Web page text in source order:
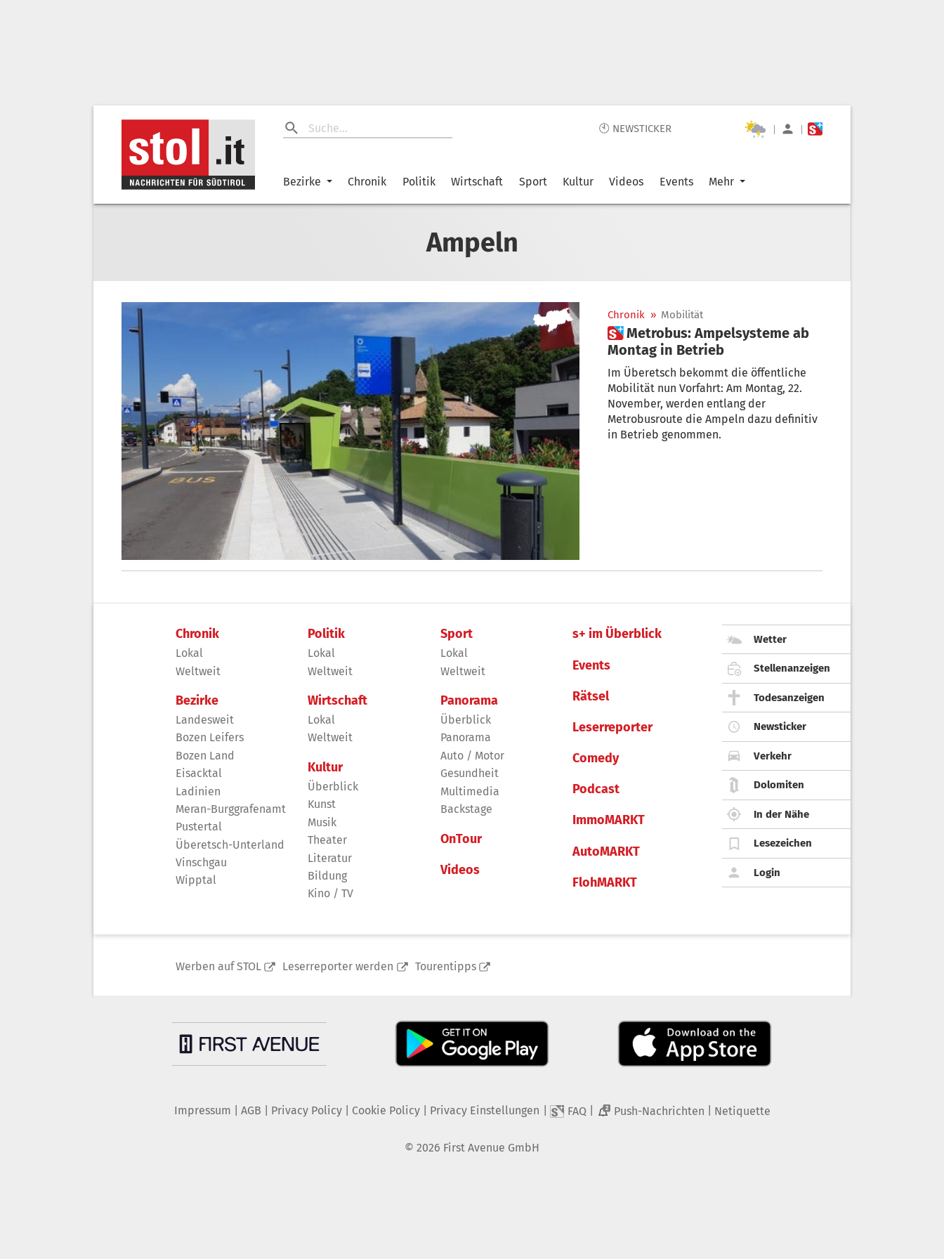
🕙 NEWSTICKER | |
Bezirke Chronik Politik Wirtschaft Sport Kultur Videos Events Mehr
Ampeln
Chronik » Mobilität
 Metrobus: Ampelsysteme ab
Montag in Betrieb
Im Überetsch bekommt die öffentliche
Mobilität nun Vorfahrt: Am Montag, 22.
November, werden entlang der
Metrobusroute die Ampeln dazu definitiv
in Betrieb genommen.
Chronik
Lokal
Weltweit
Bezirke
Landesweit
Bozen Leifers
Bozen Land
Eisacktal
Ladinien
Meran-Burggrafenamt
Pustertal
Überetsch-Unterland
Vinschgau
Wipptal
Politik
Lokal
Weltweit
Wirtschaft
Lokal
Weltweit
Kultur
Überblick
Kunst
Musik
Theater
Literatur
Bildung
Kino / TV
Sport
Lokal
Weltweit
Panorama
Überblick
Panorama
Auto / Motor
Gesundheit
Multimedia
Backstage
OnTour
Videos
s+ im Überblick
Events
Rätsel
Leserreporter
Comedy
Podcast
ImmoMARKT
AutoMARKT
FlohMARKT
Wetter
Stellenanzeigen
Todesanzeigen
Newsticker
Verkehr
Dolomiten
In der Nähe
Lesezeichen
Login
Werben auf STOL Leserreporter werden Tourentipps
Impressum AGB Privacy Policy| Cookie Policy| Privacy Einstellungen FAQ 2 Push-Nachrichten Netiquette
© 2026 First Avenue GmbH